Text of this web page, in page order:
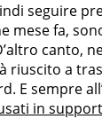
seguire
mese fa,
canto,
riuscito a
E sempre
in